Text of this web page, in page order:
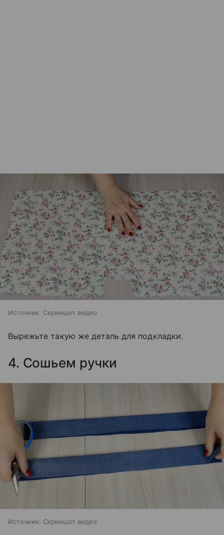
Источник: Скриншот видео
Вырежьте такую же деталь для подкладки.
4. Сошьем ручки
Источник: Скриншот видео